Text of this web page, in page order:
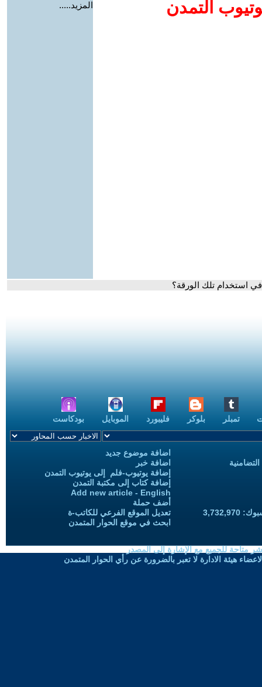
التمدن المزيد.....
استخدام تلك الورقة؟
تمبلر بلوكر فليبورد الموبايل بودكاست
اضافة موضوع جديد
اضافة خبر
إضافة يوتيوب-فلم إلى يوتيوب التمدن
إضافة كتاب إلى مكتبة التمدن
Add new article - English
أضف حملة
تعديل الموقع الفرعي للكاتب-ة
ابحث في موقع الحوار المتمدن
متاحة للجميع مع الإشارة إلى المصدر
هيئة الادارة لا تعبر بالضرورة عن رأي الحوار المتمدن